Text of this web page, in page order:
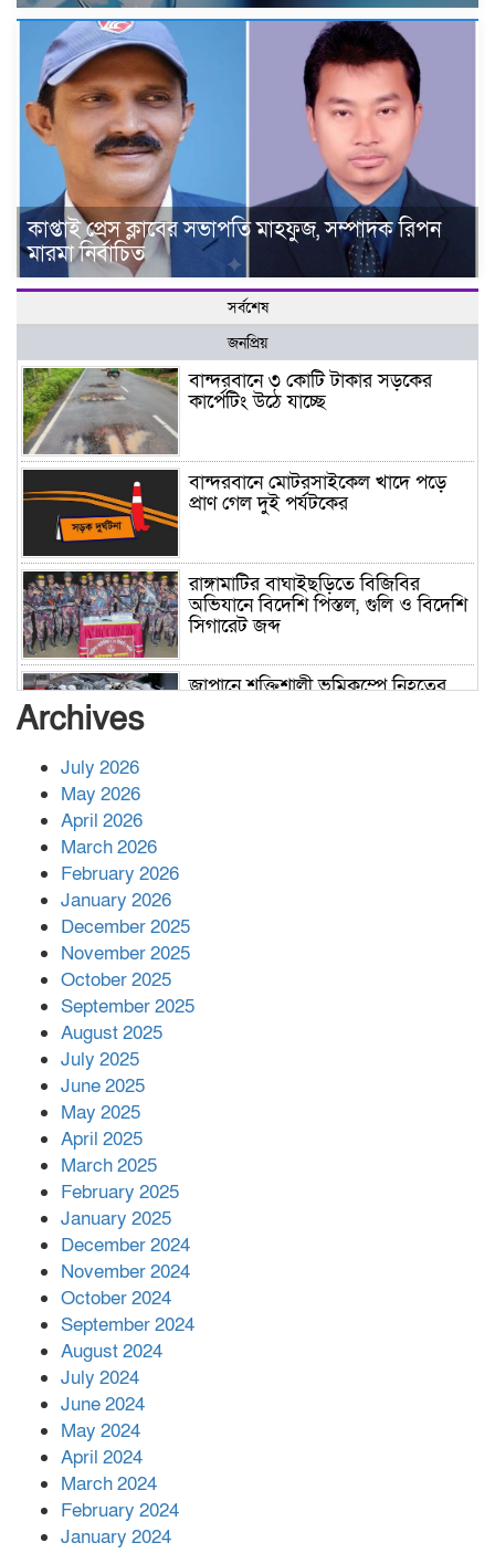
কাপ্তাই প্রেস ক্লাবের সভাপতি মাহফুজ, সম্পাদক রিপন
মারমা নির্বাচিত
সর্বশেষ
জনপ্রিয়
বান্দরবানে ৩ কোটি টাকার সড়কের
কার্পেটিং উঠে যাচ্ছে
বান্দরবানে মোটরসাইকেল খাদে পড়ে
প্রাণ গেল দুই পর্যটকের
রাঙ্গামাটির বাঘাইছড়িতে বিজিবির
অভিযানে বিদেশি পিস্তল, গুলি ও বিদেশি
সিগারেট জব্দ
জাপানে শক্তিশালী ভূমিকম্পে নিহতের
পর ফোন তারেক রহমানের,গ্যাস সঙ্কট
সহায়তা দিলেন সাচিং প্রু জেরী
Archives
July 2026
May 2026
April 2026
March 2026
February 2026
January 2026
December 2025
November 2025
October 2025
September 2025
August 2025
July 2025
June 2025
May 2025
April 2025
March 2025
February 2025
January 2025
December 2024
November 2024
October 2024
September 2024
August 2024
July 2024
June 2024
May 2024
April 2024
March 2024
February 2024
January 2024